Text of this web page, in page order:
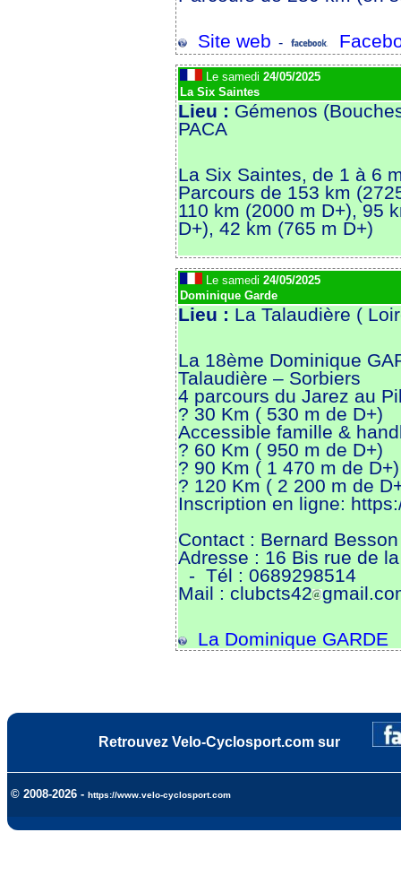
Site web -
Le samedi 24/05/2025
La Six Saintes
Lieu : Gémenos
PACA
La Six Saintes, de 1 à 6
Parcours de 153 km
110 km (2000 m D+), 95
D+), 42 km (765 m D+)
Le samedi 24/05/2025
Dominique Garde
Lieu : La Talaudière (
La 18ème Dominique
Talaudière – Sorbiers
4 parcours du Jarez au
? 30 Km ( 530 m de D+)
Accessible famille &
? 60 Km ( 950 m de D+)
? 90 Km ( 1 470 m de D+)
? 120 Km ( 2 200 m de
Inscription en ligne:
Contact : Bernard Besson
Adresse : 16 Bis rue de
- Tél : 0689298514
Mail : clubcts42
La Dominique GARDE
Retrouvez Velo-Cyclosport.com sur
© 2008-2026 - https://www.velo-cyclosport.com